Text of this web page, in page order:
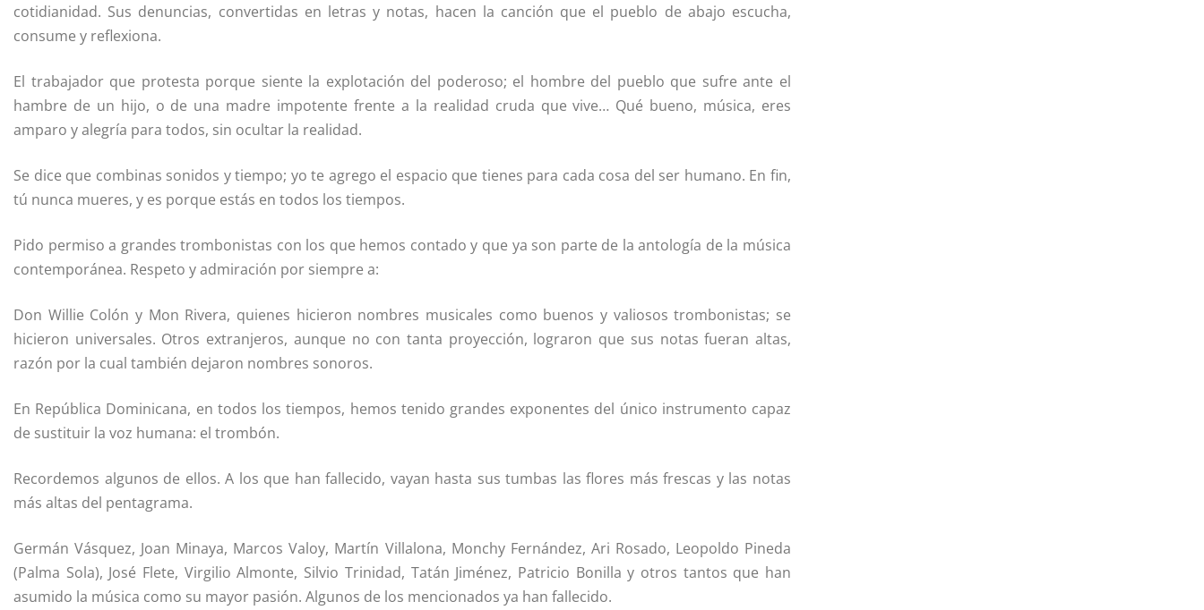
cotidianidad. Sus denuncias, convertidas en letras y notas, hacen la canción que el pueblo de abajo escucha,
consume y reflexiona.
El trabajador que protesta porque siente la explotación del poderoso; el hombre del pueblo que sufre ante el
hambre de un hijo, o de una madre impotente frente a la realidad cruda que vive… Qué bueno, música, eres
amparo y alegría para todos, sin ocultar la realidad.
Se dice que combinas sonidos y tiempo; yo te agrego el espacio que tienes para cada cosa del ser humano. En fin,
tú nunca mueres, y es porque estás en todos los tiempos.
Pido permiso a grandes trombonistas con los que hemos contado y que ya son parte de la antología de la música
contemporánea. Respeto y admiración por siempre a:
Don Willie Colón y Mon Rivera, quienes hicieron nombres musicales como buenos y valiosos trombonistas; se
hicieron universales. Otros extranjeros, aunque no con tanta proyección, lograron que sus notas fueran altas,
razón por la cual también dejaron nombres sonoros.
En República Dominicana, en todos los tiempos, hemos tenido grandes exponentes del único instrumento capaz
de sustituir la voz humana: el trombón.
Recordemos algunos de ellos. A los que han fallecido, vayan hasta sus tumbas las flores más frescas y las notas
más altas del pentagrama.
Germán Vásquez, Joan Minaya, Marcos Valoy, Martín Villalona, Monchy Fernández, Ari Rosado, Leopoldo Pineda
(Palma Sola), José Flete, Virgilio Almonte, Silvio Trinidad, Tatán Jiménez, Patricio Bonilla y otros tantos que han
asumido la música como su mayor pasión. Algunos de los mencionados ya han fallecido.